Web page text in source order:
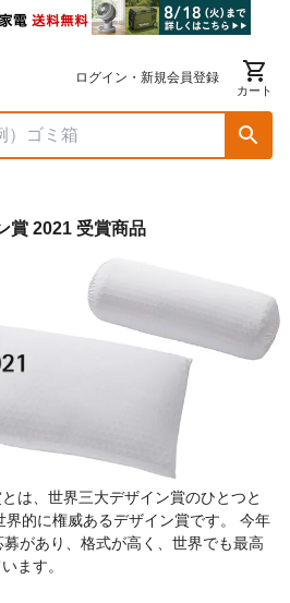
ログイン・新規会員登録
カート
賞 2021 受賞商品
は、世界三大デザイン賞のひとつと
的に権威あるデザイン賞です。 今年
があり、格式が高く、世界でも最高
ます。